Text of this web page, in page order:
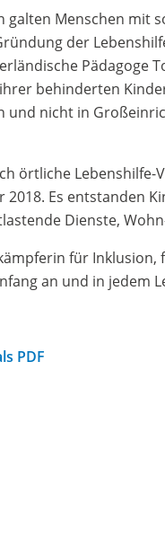
galten Menschen mit
der
Pädagoge
behinderten
und nicht in
örtliche Lebenshilfe-
2018. Es entstanden
Dienste,
für Inklusion,
an und in jedem
PDF